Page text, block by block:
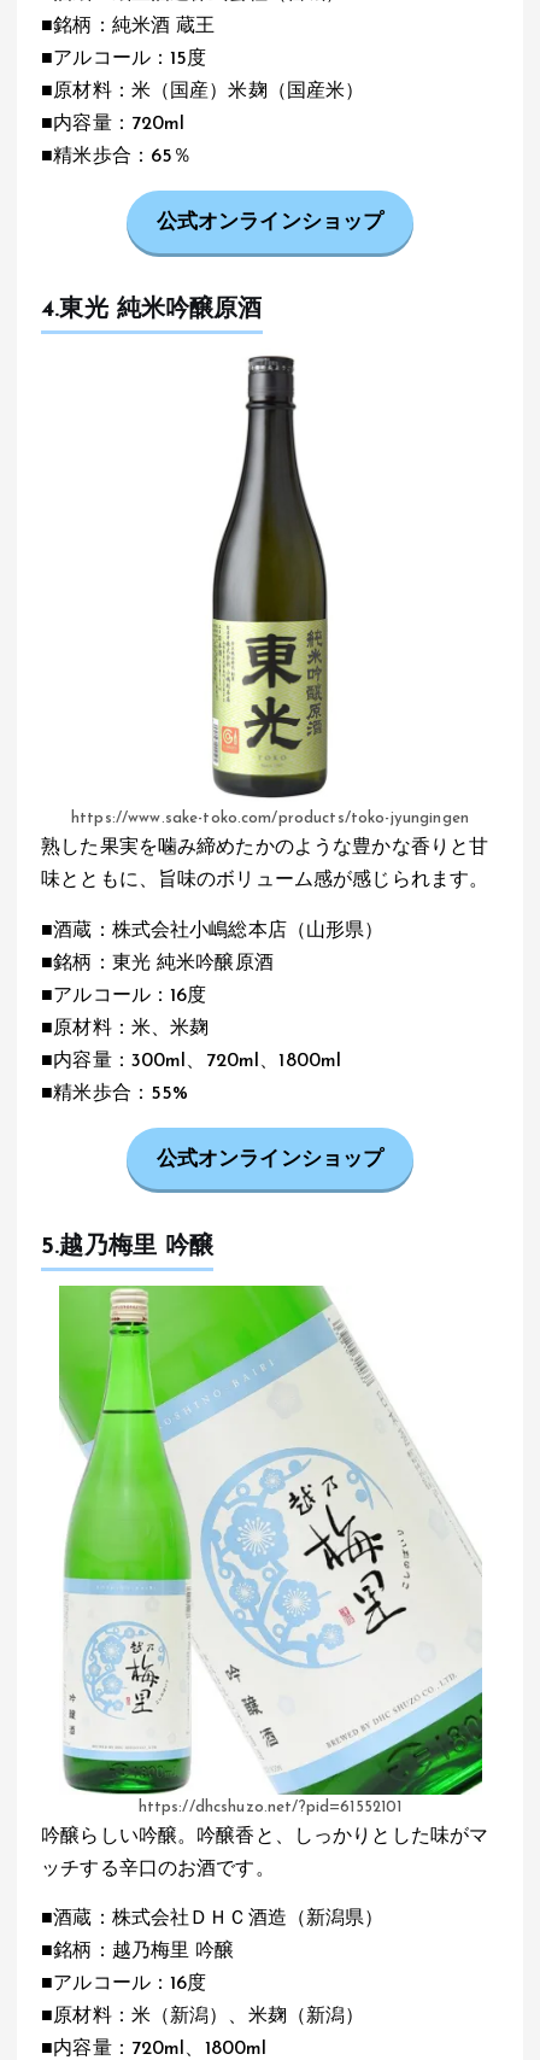
■銘柄：純米酒 蔵王
■アルコール：15度
■原材料：米（国産）米麹（国産米）
■内容量：720ml
■精米歩合：65％
公式オンラインショップ
4.東光 純米吟醸原酒
https://www.sake-toko.com/products/toko-jyungingen
熟した果実を噛み締めたかのような豊かな香りと甘
味とともに、旨味のボリューム感が感じられます。
■酒蔵：株式会社小嶋総本店（山形県）
■銘柄：東光 純米吟醸原酒
■アルコール：16度
■原材料：米、米麹
■内容量：300ml、720ml、1800ml
■精米歩合：55%
公式オンラインショップ
5.越乃梅里 吟醸
https://dhcshuzo.net/?pid=61552101
吟醸らしい吟醸。吟醸香と、しっかりとした味がマ
ッチする辛口のお酒です。
■酒蔵：株式会社ＤＨＣ酒造（新潟県）
■銘柄：越乃梅里 吟醸
■アルコール：16度
■原材料：米（新潟）、米麹（新潟）
■内容量：720ml、1800ml